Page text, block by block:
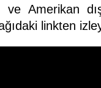
ve Amerikan
linkten